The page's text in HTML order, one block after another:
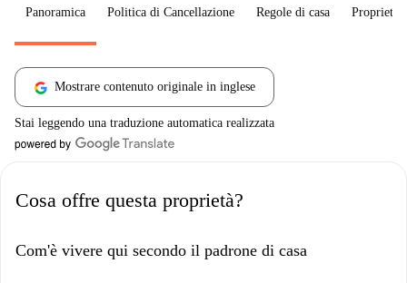
Panoramica Politica di Cancellazione Regole di casa
Mostrare contenuto originale in inglese
Stai leggendo una traduzione automatica realizzata
Cosa offre questa proprietà?
Com'è vivere qui secondo il padrone di casa